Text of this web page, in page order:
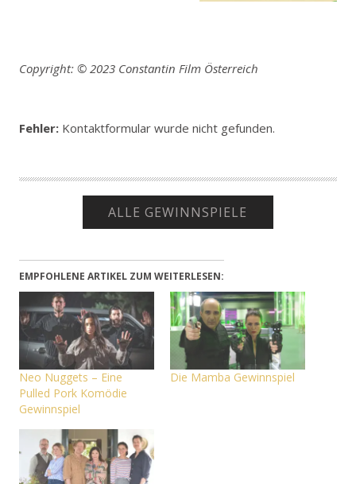
Copyright: © 2023 Constantin Film Österreich
Fehler: Kontaktformular wurde nicht gefunden.
ALLE GEWINNSPIELE
EMPFOHLENE ARTIKEL ZUM WEITERLESEN:
Neo Nuggets – Eine
Pulled Pork Komödie
Gewinnspiel
Die Mamba Gewinnspiel